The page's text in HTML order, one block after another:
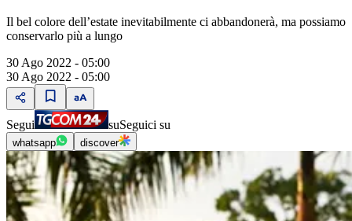
Il bel colore dell’estate inevitabilmente ci abbandonerà, ma possiamo
conservarlo più a lungo
30 Ago 2022 - 05:00
30 Ago 2022 - 05:00
Segui suSeguici su
whatsapp discover